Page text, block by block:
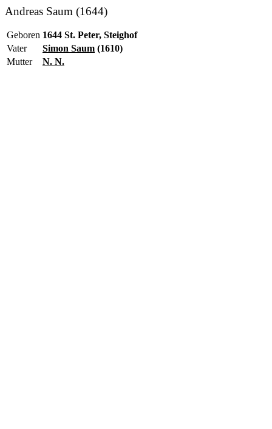
Andreas Saum (1644)
Geboren 1644 St. Peter, Steighof
Vater
Simon Saum (1610)
Mutter
N. N.